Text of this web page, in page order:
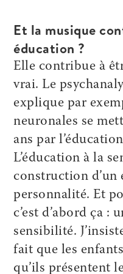
Et la musique
éducation ?
Elle contribue à
vrai. Le
explique par
neuronales se
ans par
L’éducation à la
construction d’un
personnalité. Et
c’est d’abord ça :
sensibilité.
fait que les
qu’ils présentent